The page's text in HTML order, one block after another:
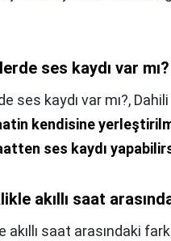
ses kaydı var mı?
ses kaydı var mı?,
kendisine
ses kaydı
akıllı saat
akıllı saat arasındaki